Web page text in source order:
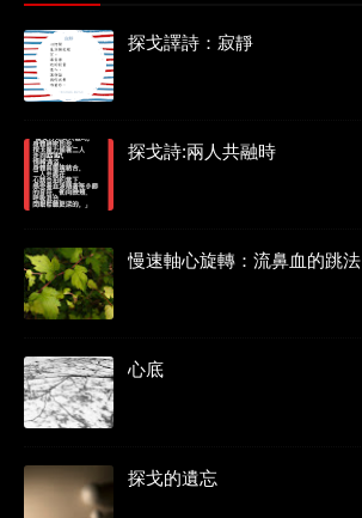
探戈譯詩：寂靜
探戈詩:兩人共融時
慢速軸心旋轉：流鼻血的跳法
心底
探戈的遺忘